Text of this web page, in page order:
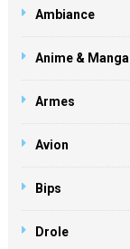
Ambiance
Anime & Manga
Armes
Avion
Bips
Drole